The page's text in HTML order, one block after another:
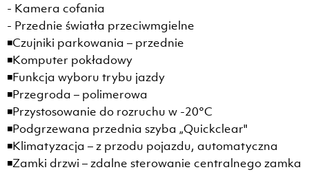
- Kamera cofania
- Przednie światła przeciwmgielne
◾Czujniki parkowania – przednie
◾Komputer pokładowy
◾Funkcja wyboru trybu jazdy
◾Przegroda – polimerowa
◾Przystosowanie do rozruchu w -20°C
◾Podgrzewana przednia szyba „Quickclear"
◾Klimatyzacja – z przodu pojazdu, automatyczna
◾Zamki drzwi – zdalne sterowanie centralnego zamka